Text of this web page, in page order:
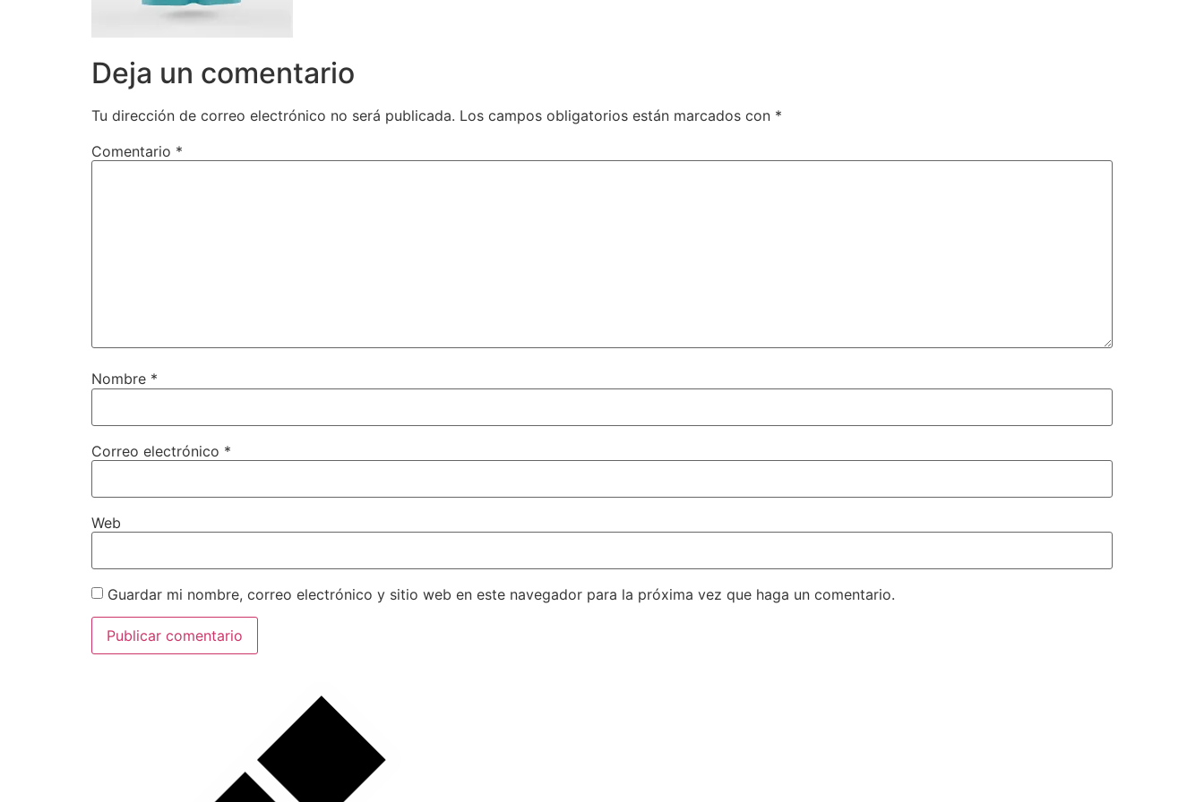
Deja un comentario
Tu dirección de correo electrónico no será publicada. Los campos obligatorios están marcados con *
Comentario *
Nombre *
Correo electrónico *
Web
Guardar mi nombre, correo electrónico y sitio web en este navegador para la próxima vez que haga un comentario.